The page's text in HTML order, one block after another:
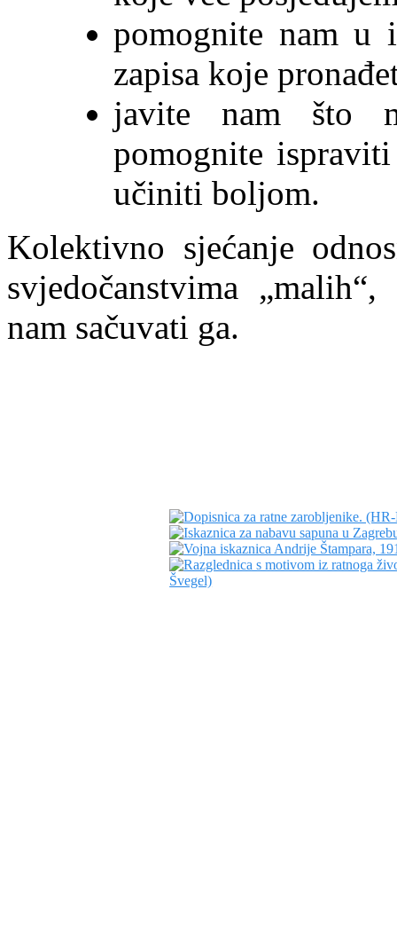
pomognite nam
zapisa koje
javite nam što
pomognite
učiniti boljom.
Kolektivno sjećanje
svjedočanstvima
nam sačuvati ga.